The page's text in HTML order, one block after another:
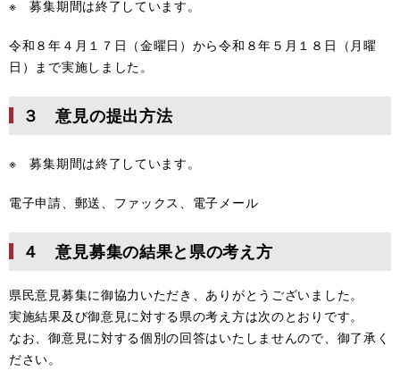
※ 募集期間は終了しています。
令和８年４月１７日（金曜日）から令和８年５月１８日（月曜
日）まで実施しました。
３ 意見の提出方法
※ 募集期間は終了しています。
電子申請、郵送、ファックス、電子メール
４ 意見募集の結果と県の考え方
県民意見募集に御協力いただき、ありがとうございました。
実施結果及び御意見に対する県の考え方は次のとおりです。
なお、御意見に対する個別の回答はいたしませんので、御了承く
ださい。